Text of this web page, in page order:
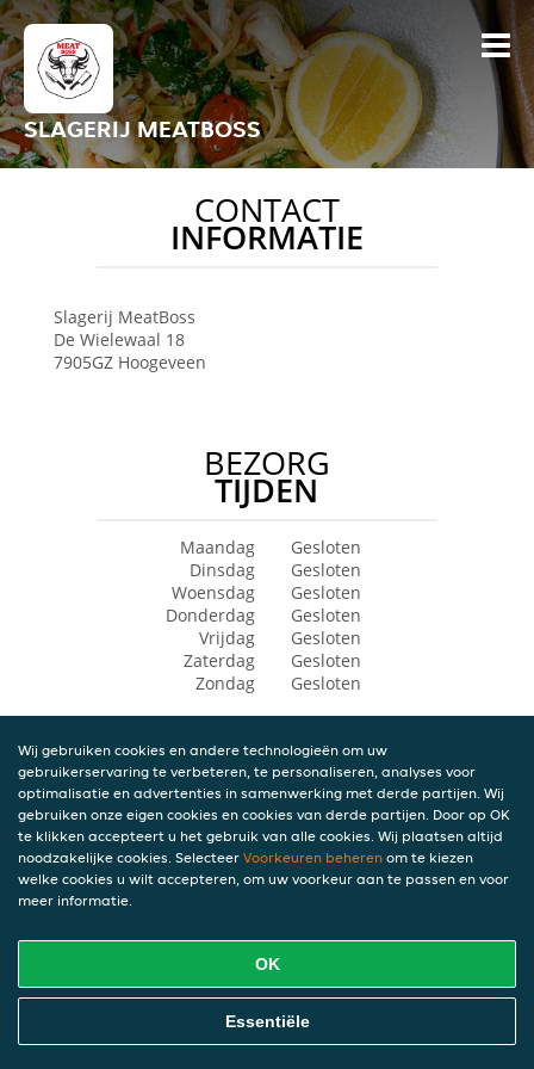
SLAGERIJ MEATBOSS
CONTACT
INFORMATIE
Slagerij MeatBoss
De Wielewaal 18
7905GZ Hoogeveen
BEZORG
TIJDEN
Maandag
Gesloten
Dinsdag
Gesloten
Woensdag
Gesloten
Donderdag
Gesloten
Vrijdag
Gesloten
Zaterdag
Gesloten
Zondag
Gesloten
Wij gebruiken cookies en andere technologieën om uw
gebruikerservaring te verbeteren, te personaliseren, analyses voor
optimalisatie en advertenties in samenwerking met derde partijen. Wij
gebruiken onze eigen cookies en cookies van derde partijen. Door op OK
te klikken accepteert u het gebruik van alle cookies. Wij plaatsen altijd
noodzakelijke cookies. Selecteer Voorkeuren beheren om te kiezen
welke cookies u wilt accepteren, om uw voorkeur aan te passen en voor
meer informatie.
OK
Essentiële